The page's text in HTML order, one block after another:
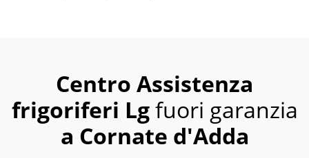
Centro Assistenza
frigoriferi Lgfuori garanzia
a Cornate d'Adda